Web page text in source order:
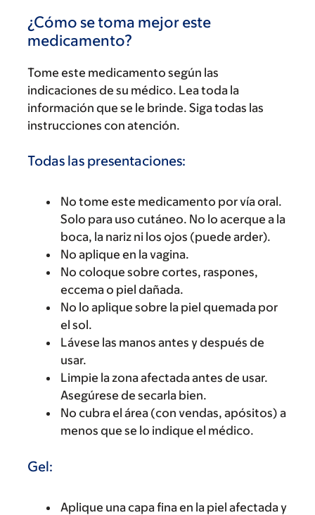
¿Cómo se toma mejor este
medicamento?
Tome este medicamento según las
indicaciones de su médico. Lea toda la
información que se le brinde. Siga todas las
instrucciones con atención.
Todas las presentaciones:
No tome este medicamento por vía oral.
Solo para uso cutáneo. No lo acerque a la
boca, la nariz ni los ojos (puede arder).
No aplique en la vagina.
No coloque sobre cortes, raspones,
eccema o piel dañada.
No lo aplique sobre la piel quemada por
el sol.
Lávese las manos antes y después de
usar.
Limpie la zona afectada antes de usar.
Asegúrese de secarla bien.
No cubra el área (con vendas, apósitos) a
menos que se lo indique el médico.
Gel:
Aplique una capa fina en la piel afectada y